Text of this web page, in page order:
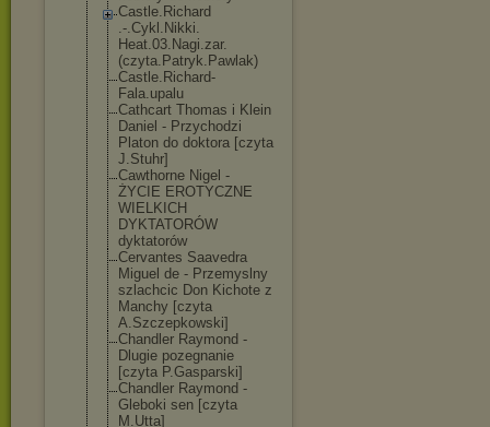
Castle.Richard
.-.Cykl.Nikki.
Heat.03.Nagi.zar.
(czyta.Patryk.Pawlak)
Castle.Richard-
Fala.upalu
Cathcart Thomas i Klein
Daniel - Przychodzi
Platon do doktora [czyta
J.Stuhr]
Cawthorne Nigel -
ŻYCIE EROTYCZNE
WIELKICH
DYKTATORÓW
dyktatorów
Cervantes Saavedra
Miguel de - Przemyslny
szlachcic Don Kichote z
Manchy [czyta
A.Szczepkowski]
Chandler Raymond -
Dlugie pozegnanie
[czyta P.Gasparski]
Chandler Raymond -
Gleboki sen [czyta
M.Utta]